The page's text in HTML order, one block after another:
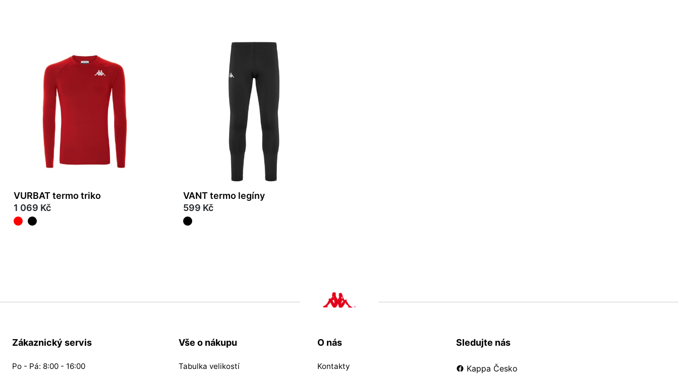
VURBAT termo triko
1 069 Kč
VANT termo legíny
599 Kč
Zákaznický servis
Po - Pá: 8:00 - 16:00
Vše o nákupu
Tabulka velikostí
O nás
Kontakty
Sledujte nás
Kappa Česko